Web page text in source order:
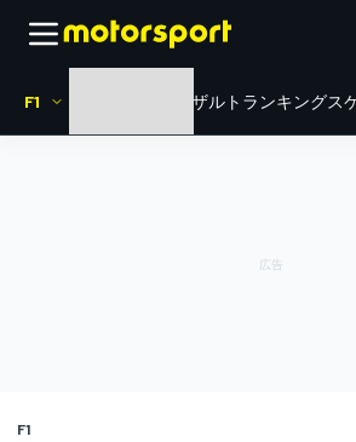
F1 リザルト ランキングス
F1